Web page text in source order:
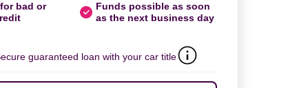
bad or
Funds possible as soon
as the next business day
guaranteed loan with your car title